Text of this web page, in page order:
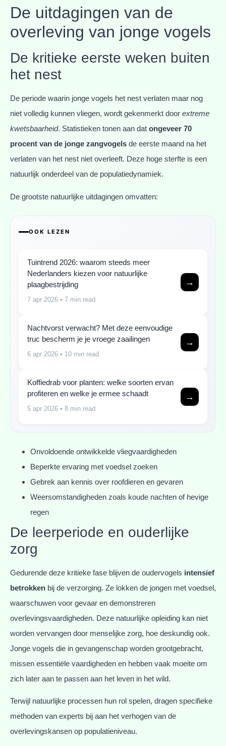
De uitdagingen van de
overleving van jonge vogels
De kritieke eerste weken buiten
het nest
De periode waarin jonge vogels het nest verlaten maar nog
niet volledig kunnen vliegen, wordt gekenmerkt door extreme
kwetsbaarheid. Statistieken tonen aan dat ongeveer 70
procent van de jonge zangvogels de eerste maand na het
verlaten van het nest niet overleeft. Deze hoge sterfte is een
natuurlijk onderdeel van de populatiedynamiek.
De grootste natuurlijke uitdagingen omvatten:
OOK LEZEN
Tuintrend 2026: waarom steeds meer
Nederlanders kiezen voor natuurlijke
plaagbestrijding
7 apr 2026 • 7 min read
→
Nachtvorst verwacht? Met deze eenvoudige
truc bescherm je je vroege zaailingen
6 apr 2026 • 10 min read
→
Koffiedrab voor planten: welke soorten ervan
profiteren en welke je ermee schaadt
5 apr 2026 • 8 min read
→
Onvoldoende ontwikkelde vliegvaardigheden
Beperkte ervaring met voedsel zoeken
Gebrek aan kennis over roofdieren en gevaren
Weersomstandigheden zoals koude nachten of hevige
regen
De leerperiode en ouderlijke
zorg
Gedurende deze kritieke fase blijven de oudervogels intensief
betrokken bij de verzorging. Ze lokken de jongen met voedsel,
waarschuwen voor gevaar en demonstreren
overlevingsvaardigheden. Deze natuurlijke opleiding kan niet
worden vervangen door menselijke zorg, hoe deskundig ook.
Jonge vogels die in gevangenschap worden grootgebracht,
missen essentiële vaardigheden en hebben vaak moeite om
zich later aan te passen aan het leven in het wild.
Terwijl natuurlijke processen hun rol spelen, dragen specifieke
methoden van experts bij aan het verhogen van de
overlevingskansen op populatieniveau.